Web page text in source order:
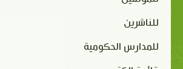
للناشرين
للمدارس الحكومية